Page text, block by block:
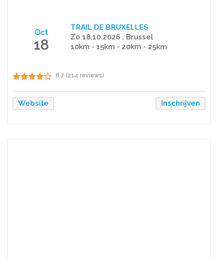
Oct
18
TRAIL DE BRUXELLES
Zo 18.10.2026 . Brussel
10km - 15km - 20km - 25km
8.7 (214 reviews)
Website Inschrijven